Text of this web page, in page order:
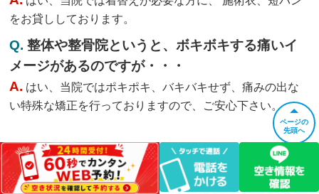
をお貸ししております。
Q.整体や整骨院というと、ボキボキする痛いイ
メージがあるのですが・・・
A. はい、当院ではポキポキ、バキバキせず、痛みの出な
い特殊な矯正を行っておりますので、ご安心下さい。
ページの
先頭へ